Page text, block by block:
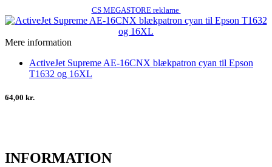
CS MEGASTORE reklame
Mere information
ActiveJet Supreme AE-16CNX blækpatron cyan til Epson
T1632 og 16XL
64,00 kr.
INFORMATION